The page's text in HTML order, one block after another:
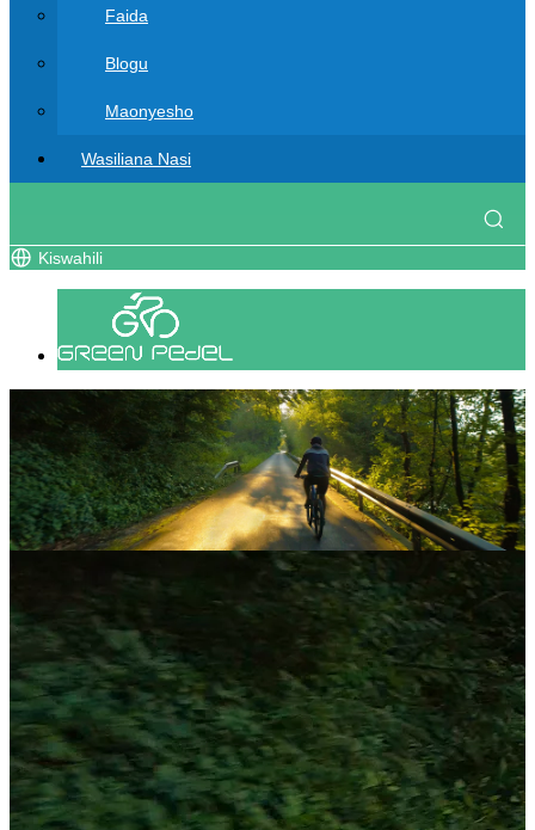
Faida
Blogu
Maonyesho
Wasiliana Nasi
Kiswahili